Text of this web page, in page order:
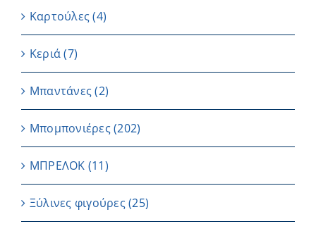
Καρτούλες (4)
Κεριά (7)
Μπαντάνες (2)
Μπομπονιέρες(202)
ΜΠΡΕΛΟΚ (11)
Ξύλινες φιγούρες(25)